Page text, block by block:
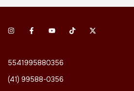
5541995880356
(41) 99588-0356